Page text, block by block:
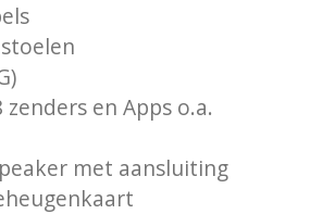
zenders en Apps o.a.
met aansluiting